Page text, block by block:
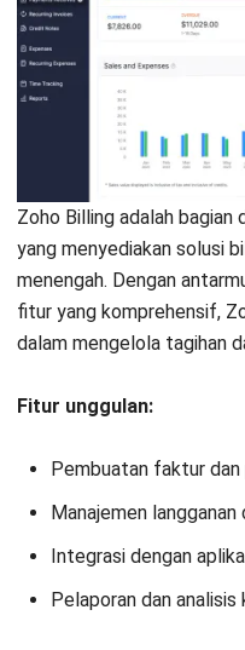
Nomor Invoice
Kesehatan Stok
Dewi Sartika- 02/02/2026
INVOICING
Invoice Aging: